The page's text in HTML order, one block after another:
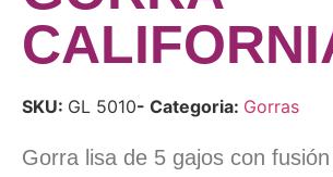
SKU: GL 5010- Categoria: Gorras
Gorra lisa de 5 gajos con